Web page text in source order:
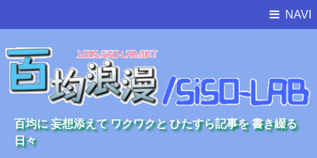
NAVI
百均に 妄想添えて ワクワクと ひたすら記事を 書き綴る
日々